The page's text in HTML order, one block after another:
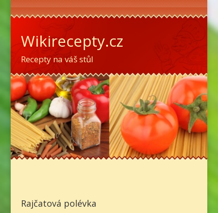
Wikirecepty.cz
Recepty na váš stůl
Rajčatová polévka